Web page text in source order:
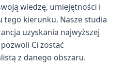
wiedzę, umiejętności i
tego kierunku. Nasze studia
uzyskania najwyższej
Ci zostać
z danego obszaru.